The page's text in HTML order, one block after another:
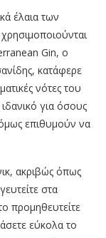
έλαια των
Gin, ο
κατάφερε
νότες του
για όσους
επιθυμούν να
ακριβώς όπως
στα
προμηθευτείτε
εύκολα το